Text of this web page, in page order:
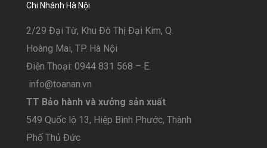
Chi Nhánh Hà Nội
2/29 Đại Từ, Khu Đô Thị Đại Kim, Q.
Hoàng Mai, TP. Hà Nội
Điện Thoại: 0944 831 568 – E.
info@toanan.vn
TT Bảo hành và xưởng sản xuất
549 Quốc lộ 13, Hiệp Bình Phước, Thành
Phố Thủ Đức